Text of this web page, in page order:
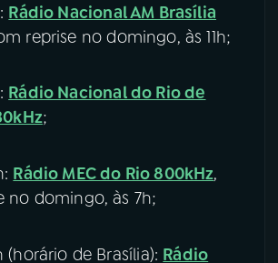
Rádio Nacional AM Brasília
reprise no domingo, às 11h;
Rádio Nacional do Rio de
;
Rádio MEC do Rio 800kHz,
no domingo, às 7h;
(horário de Brasília): Rádio